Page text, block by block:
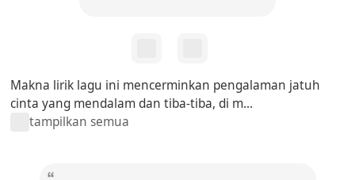
Makna lirik lagu ini mencerminkan pengalaman jatuh
cinta yang mendalam dan tiba-tiba, di m...
tampilkan semua